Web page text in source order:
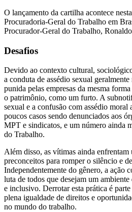
O lançamento da cartilha acontece
Procuradoria-Geral do Trabalho em
Procurador-Geral do Trabalho,
Desafios
Devido ao contexto cultural,
a conduta de assédio sexual
punida pelas empresas da mesma
o patrimônio, como um furto. A
sexual e a confusão com assédio moral
poucos casos sendo denunciados aos
MPT e sindicatos, e um número ainda
do Trabalho.
Além disso, as vítimas ainda enfrentam
preconceitos para romper o silêncio e
Independentemente do gênero, a ação
luta de todos que desejam um
e inclusivo. Derrotar esta prática é
plena igualdade de direitos e
no mundo do trabalho.